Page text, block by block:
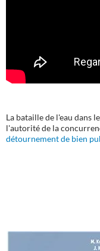
La bataille de l'eau dans
l'autorité de la
détournement de bien